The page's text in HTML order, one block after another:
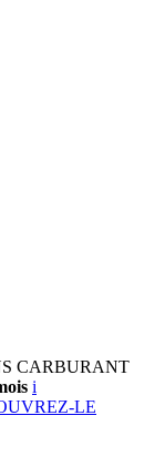
CARBURANT
i
LE